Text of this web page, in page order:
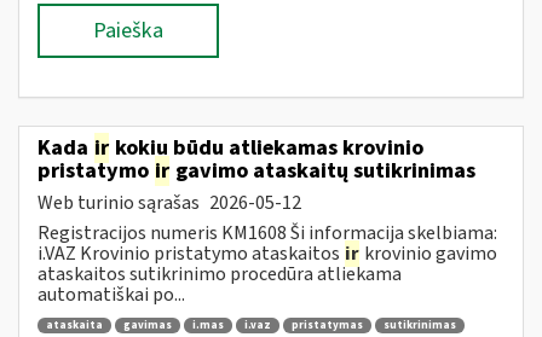
Paieška
Kada ir kokiu būdu atliekamas krovinio
pristatymo ir gavimo ataskaitų sutikrinimas
Web turinio sąrašas 2026-05-12
Registracijos numeris KM1608 Ši informacija skelbiama:
i.VAZ Krovinio pristatymo ataskaitos ir krovinio gavimo
ataskaitos sutikrinimo procedūra atliekama
automatiškai po...
ataskaita gavimas i.mas i.vaz pristatymas
sutikrinimas